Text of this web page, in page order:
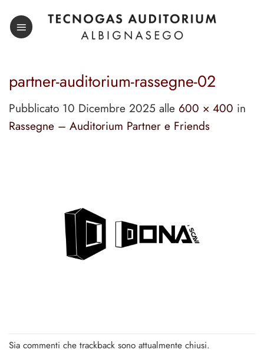
contenuti
partner-auditorium-rassegne-02
Pubblicato 10 Dicembre 2025 alle 600 × 400 in
Rassegne – Auditorium Partner e Friends
Sia commenti che trackback sono attualmente chiusi.